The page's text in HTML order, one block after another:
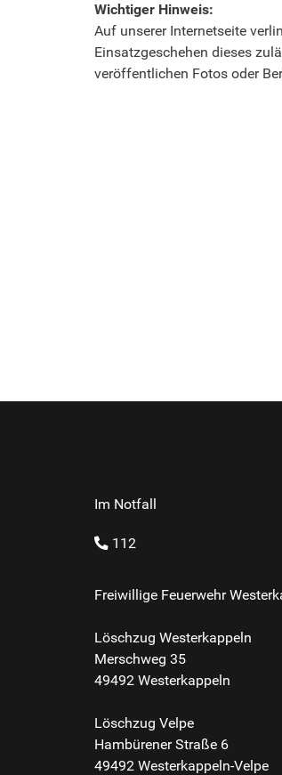
Wichtiger Hinweis:
Auf unserer Internetseite
Einsatzgeschehen dieses
veröffentlichen Fotos oder
Im Notfall
112
Freiwillige Feuerwehr
Löschzug Westerkappeln
Merschweg 35
49492 Westerkappeln
Löschzug Velpe
Hambürener Straße 6
49492 Westerkappeln-Velpe